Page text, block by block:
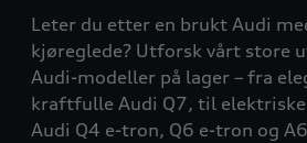
Leter du etter en brukt Audi
kjøreglede? Utforsk vårt store
Audi-modeller på lager – fra
kraftfulle Audi Q7, til
Audi Q4 e-tron, Q6 e-tron og